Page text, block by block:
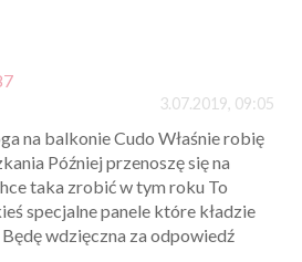
3.07.2019, 09:05
na balkonie Cudo Właśnie robię
Później przenoszę się na
taka zrobić w tym roku To
specjalne panele które kładzie
Będę wdzięczna za odpowiedź